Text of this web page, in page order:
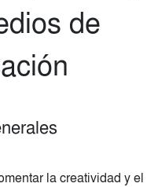
de
la creatividad y el